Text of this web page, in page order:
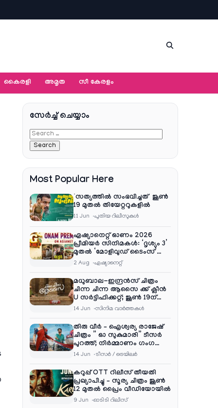
കൈരളി അമൃത സീ കേരളം
സേര്‍ച്ച്‌ ചെയ്യാം
Most Popular Here
‘സത്യത്തിൽ സംഭവിച്ചത്’ ജൂൺ
19 മുതൽ തിയേറ്ററുകളിൽ
11 Jun പുതിയ റിലീസുകള്‍
ഏഷ്യാനെറ്റ് ഓണം 2026
പ്രീമിയർ സിനിമകൾ: ‘ദൃശ്യം 3’
മുതൽ ‘മോളിവുഡ് ടൈംസ്’
വരെ ആഘോഷ വിരുന്ന്
2 Aug ഏഷ്യാനെറ്റ്‌
മധുബാല-ഇന്ദ്രൻസ് ചിത്രം
ചിന്ന ചിന്ന ആസൈ ക്ക് ക്ലീൻ
U സർട്ടിഫിക്കറ്റ്; ജൂൺ 19ന്
ആഗോള റിലീസ്
14 Jun സിനിമ വാര്‍ത്തകള്‍
തിരു വീർ – ഐശ്വര്യ രാജേഷ്
ചിത്രം ” ഓ സുകുമാരി” ടീസർ
പുറത്ത്; നിർമ്മാണം ഗംഗ
എന്റർടൈൻമെന്റ്‌സ്
14 Jun ടീസര്‍ / ട്രെയിലര്‍
കറുപ്പ് OTT റിലീസ് തീയതി
പ്രഖ്യാപിച്ചു – സൂര്യ ചിത്രം ജൂൺ
12 മുതൽ പ്രൈം വീഡിയോയിൽ
9 Jun ഓടിടി റിലീസ്